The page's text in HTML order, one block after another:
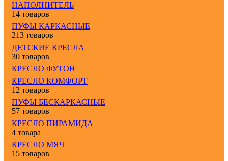
НАПОЛНИТЕЛЬ
14 товаров
ПУФЫ КАРКАСНЫЕ
213 товаров
ДЕТСКИЕ КРЕСЛА
30 товаров
КРЕСЛО ФУТОН
КРЕСЛО КОМФОРТ
12 товаров
ПУФЫ БЕСКАРКАСНЫЕ
57 товаров
КРЕСЛО ПИРАМИДА
4 товара
КРЕСЛО МЯЧ
15 товаров